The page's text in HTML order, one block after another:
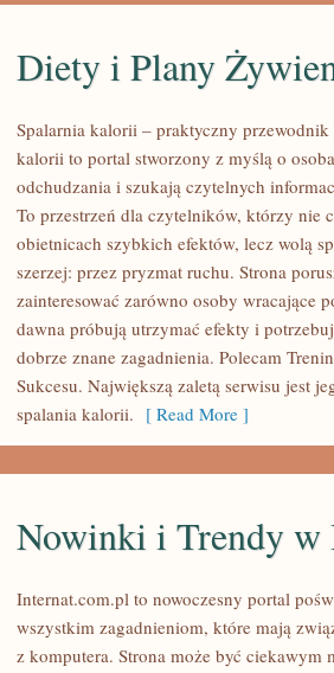
DIETY
PLANY
ŻYWIENIOWE
Diety i Plany
Spalarnia kalorii – praktyczny
kalorii to portal stworzony z myślą o
odchudzania i szukają czytelnych
To przestrzeń dla czytelników, którzy nie
obietnicach szybkich efektów, lecz wolą
szerzej: przez pryzmat ruchu. Strona
zainteresować zarówno osoby wracające
dawna próbują utrzymać efekty i
dobrze znane zagadnienia. Polecam
Sukcesu. Największą zaletą serwisu jest
spalania kalorii. [ Read More ]
Nowinki i Trendy w
Internat.com.pl to nowoczesny portal
wszystkim zagadnieniom, które mają
z komputera. Strona może być ciekawym